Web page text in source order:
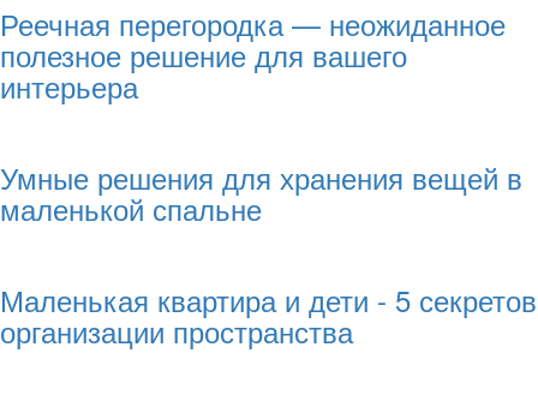
Реечная перегородка — неожиданное
полезное решение для вашего
интерьера
Умные решения для хранения вещей в
маленькой спальне
Маленькая квартира и дети - 5 секретов
организации пространства